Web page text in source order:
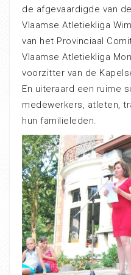
de afgevaardigde van
Vlaamse Atletiekliga
van het Provinciaal
Vlaamse Atletiekliga
voorzitter van de
En uiteraard een ruime
medewerkers, atleten,
hun familieleden.